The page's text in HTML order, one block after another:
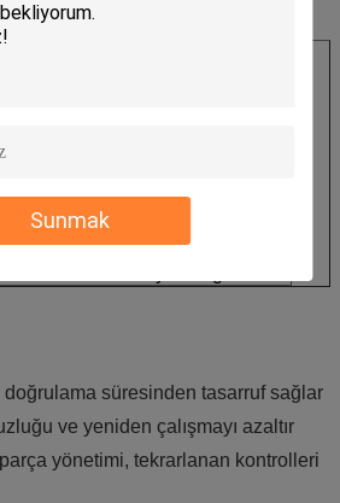
Sunmak
Yükleyici
424D
sonrası yedek parça
ambalajı etiketlemesi mevcuttur
ve bulunabilirlik ile onaylandı
süresinden tasarruf sağlar
ve yeniden çalışmayı azaltır
parça yönetimi, tekrarlanan kontrolleri